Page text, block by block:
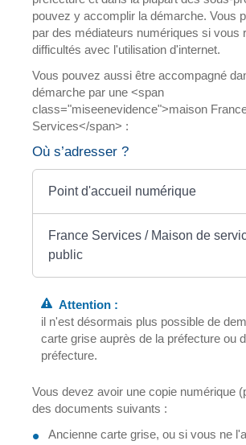
pouvez y accomplir la démarche. Vous
par des médiateurs numériques si vous
difficultés avec l'utilisation d'internet.
Vous pouvez aussi être accompagné
démarche par une <span
class="miseenevidence">maison
Services</span> :
Où s’adresser ?
Point d'accueil numérique
France Services / Maison de
public
Attention :
il n'est désormais plus possible de
carte grise auprès de la préfecture ou
préfecture.
Vous devez avoir une copie numérique
des documents suivants :
Ancienne carte grise, ou si vous ne